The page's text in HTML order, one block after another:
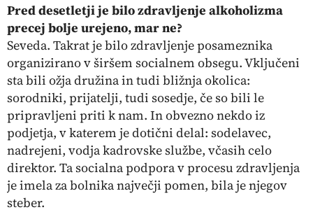
Pred desetletji je bilo zdravljenje alkoholizma
precej bolje urejeno, mar ne?
Seveda. Takrat je bilo zdravljenje posameznika
organizirano v širšem socialnem obsegu. Vključeni
sta bili ožja družina in tudi bližnja okolica:
sorodniki, prijatelji, tudi sosedje, če so bili le
pripravljeni priti k nam. In obvezno nekdo iz
podjetja, v katerem je dotični delal: sodelavec,
nadrejeni, vodja kadrovske službe, včasih celo
direktor. Ta socialna podpora v procesu zdravljenja
je imela za bolnika največji pomen, bila je njegov
steber.